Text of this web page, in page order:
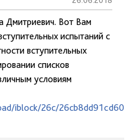
Дмитриевич. Вот Вам
испытаний с
вступительных
списков
условиям
iblock/26c/